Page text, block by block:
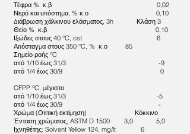
Τέφρα % κ.β 0,02
Νερό και υπόστημα, % κ.ο 0,10
Διάβρωση χάλκινου ελάσματος, 3h Κλάση 3
Θείο % κ.β 0,10
Ιξώδες στους 40 °C, cst 6
Απόσταγμα στους 350 °C, % κ.ο 85
Σημείο ροής °C
από 1/10 έως 31/3 -9
από 1/4 έως 30/9 0
CFPP °C, μέγιστο
από 1/10 έως 31/3 -5
από 1/4 έως 30/9 -
Χρώμα (Οπτική εκτίμηση) Κόκκινο
Ένταση χρώματος, ASTM D 1500 3,0 5,0
Ιχνηθέτης: Solvent Yellow 124, mg/lt 6